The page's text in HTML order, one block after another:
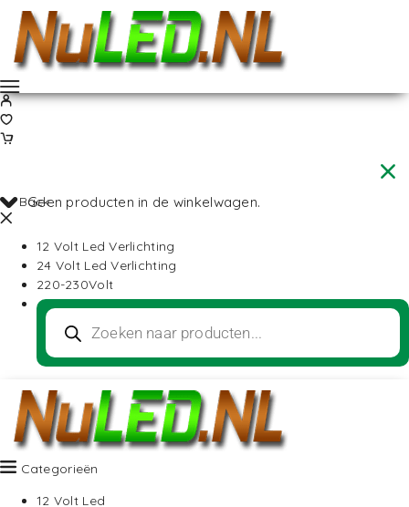
Geen producten in de winkelwagen.
Back
12 Volt Led Verlichting
24 Volt Led Verlichting
220-230Volt
Categorieën
12 Volt Led